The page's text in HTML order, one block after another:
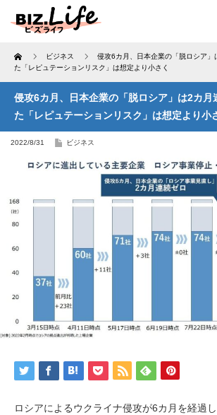
Home ビジネス
侵攻6カ月、日本企業の「脱ロシア」
た「レピュテーションリスク」は想定より小さく
侵攻6カ月、日本企業の「脱ロシア」は2カ月
た「レピュテーションリスク」は想定より小
2022/8/31 ビジネス
ロシアによるウクライナ侵攻が6カ月を経過